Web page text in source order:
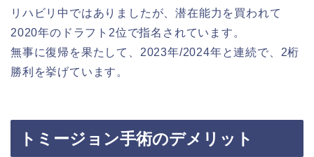
リハビリ中ではありましたが、潜在能力を買われて
2020年のドラフト2位で指名されています。
無事に復帰を果たして、2023年/2024年と連続で、2桁
勝利を挙げています。
トミージョン手術のデメリット